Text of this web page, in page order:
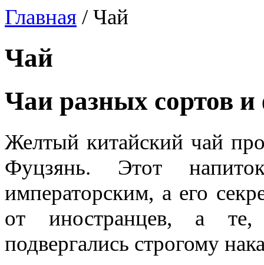
Главная /Чай
Чай
Чаи разных сортов и
Желтый китайский чай
Фуцзянь. Этот
императорским, а его
от иностранцев, а
подвергались строгому